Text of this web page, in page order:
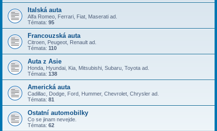
Italská auta
Alfa Romeo, Ferrari, Fiat, Maserati ad.
Témata: 95
Francouzská auta
Citroen, Peugeot, Renault ad.
Témata: 110
Auta z Asie
Honda, Hyundai, Kia, Mitsubishi, Subaru, Toyota ad.
Témata: 138
Americká auta
Cadillac, Dodge, Ford, Hummer, Chevrolet, Chrysler ad.
Témata: 81
Ostatní automobilky
Co se jinam nevejde.
Témata: 62